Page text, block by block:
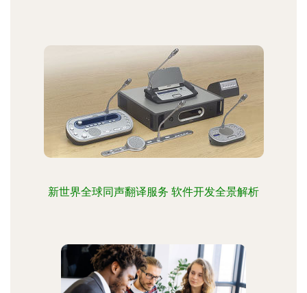
新世界全球同声翻译服务 软件开发全景解析